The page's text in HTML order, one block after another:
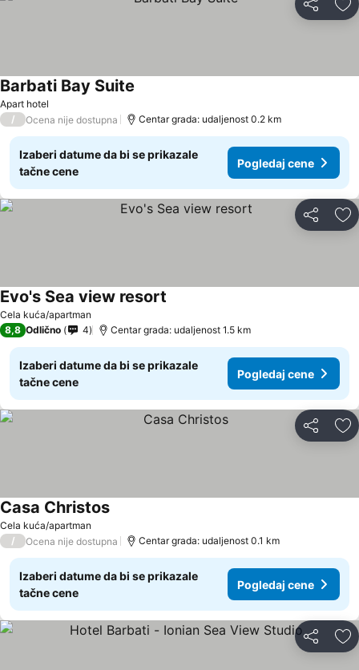
Deli
Apart hotel
Barbati Bay Suite
/ Ocena nije dostupna Centar grada: udaljenost 0.2 km
Izaberi datume da bi se prikazale
tačne cene
Pogledaj cene
Deli
Cela kuća/apartman
Evo's Sea view resort
8,8 Odlično 4 Centar grada: udaljenost 1.5 km
Izaberi datume da bi se prikazale
tačne cene
Pogledaj cene
Deli
Cela kuća/apartman
Casa ChristosPogledaj cene
/ Ocena nije dostupna Centar grada: udaljenost 0.1 km
Izaberi datume da bi se prikazale
tačne cene
Pogledaj cene
Deli